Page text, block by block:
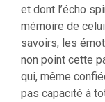
et dont l’écho
mémoire de
savoirs, les
non point cette
qui, même
pas capacité à